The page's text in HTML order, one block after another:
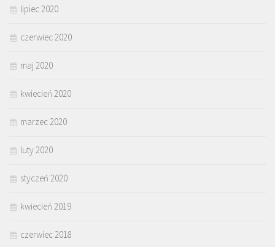
lipiec 2020
czerwiec 2020
maj 2020
kwiecień 2020
marzec 2020
luty 2020
styczeń 2020
kwiecień 2019
czerwiec 2018